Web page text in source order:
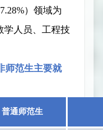
）领域为
学人员、工程技
师范生主要就
普通师范生